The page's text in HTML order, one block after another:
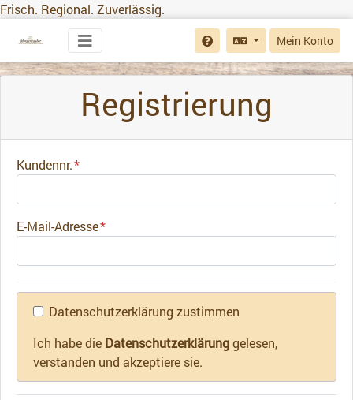
Frisch. Regional. Zuverlässig.
Mein Konto
Registrierung
Kundennr.
E-Mail-Adresse
Datenschutzerklärung zustimmen
Ich habe die Datenschutzerklärunggelesen,
verstanden und akzeptiere sie.